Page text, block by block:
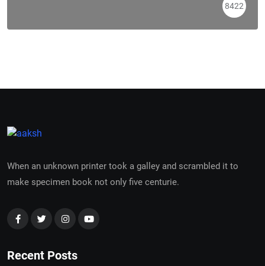
8422
When an unknown printer took a galley and scrambled it to
make specimen book not only five centurie.
Recent Posts